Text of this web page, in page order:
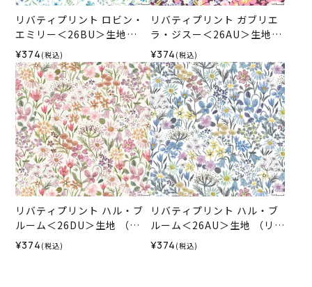
リバティプリント ロビン・
エミリー＜26BU＞生地
（リバティ・ファブリック
ス）2026SS
¥374 (税込)
リバティプリント ガブリエ
ラ・ジスー＜26AU＞生地
（リバティ・ファブリック
ス）2026SS
¥374 (税込)
リバティプリント ハル・ブ
ルーム＜26DU＞生地 （リ
バティ・ファブリックス）2
026SS
¥374 (税込)
リバティプリント ハル・ブ
ルーム＜26AU＞生地 （リバ
ティ・ファブリックス）202
¥374 (税込)